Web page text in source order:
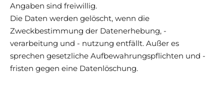
Angaben sind freiwillig.
Die Daten werden gelöscht, wenn die
Zweckbestimmung der Datenerhebung, -
verarbeitung und - nutzung entfällt. Außer es
sprechen gesetzliche Aufbewahrungspflichten und -
fristen gegen eine Datenlöschung.